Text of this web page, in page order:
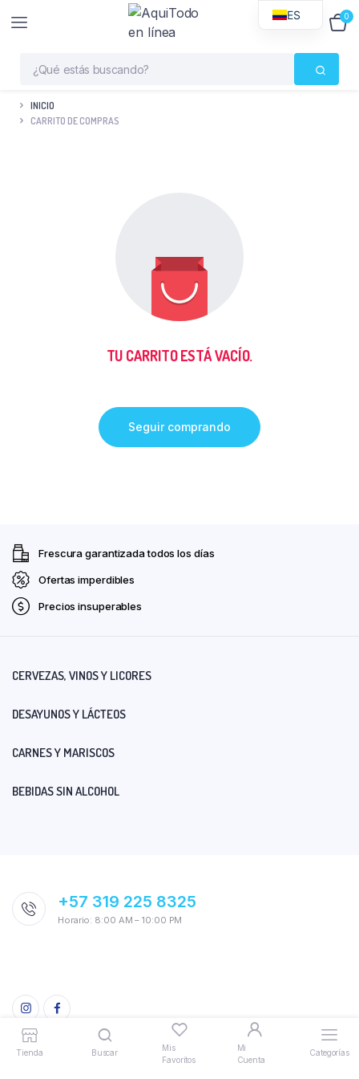
0
Tienda Buscar
Mis
Favoritos
Mi
Cuenta
Categorías
INICIO
CARRITO DE COMPRAS
TU CARRITO ESTÁ VACÍO.
Seguir comprando
Frescura garantizada todos los días
Ofertas imperdibles
Precios insuperables
CERVEZAS, VINOS Y LICORES
DESAYUNOS Y LÁCTEOS
CARNES Y MARISCOS
BEBIDAS SIN ALCOHOL
+57 319 225 8325
Horario: 8:00 AM – 10:00 PM
ES